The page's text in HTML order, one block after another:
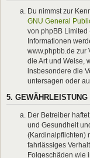
Du nimmst zur
GNU General
von phpBB Limited
Informationen
www.phpbb.de zur
die Art und Weise,
insbesondere die
untersagen oder
5. GEWÄHRLEISTUNG
Der Betreiber
und Gesundheit
(Kardinalpflichten)
fahrlässiges
Folgeschäden wie